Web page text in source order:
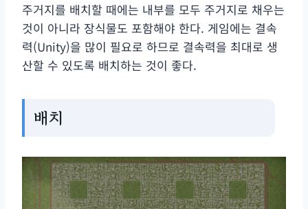
주거지를 배치할 때에는 내부를 모두 주거지로 채우는
것이 아니라 장식물도 포함해야 한다. 게임에는 결속
력(Unity)을 많이 필요로 하므로 결속력을 최대로 생
산할 수 있도록 배치하는 것이 좋다.
배치